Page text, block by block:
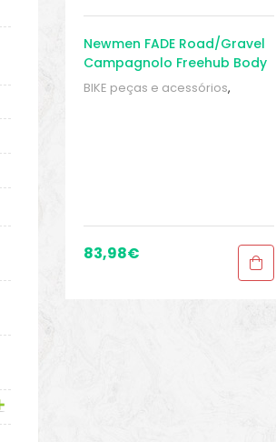
Newmen FADE Road/Gravel
Campagnolo Freehub Body
BIKE peças e acessórios,
83,98€